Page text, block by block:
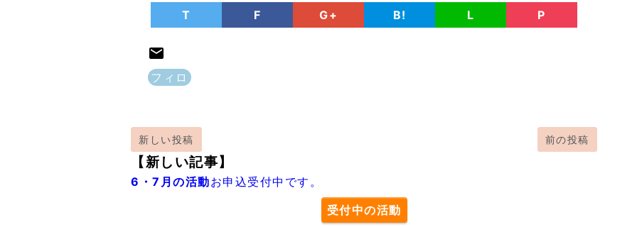
T F G+ B! L P
フィロ
新しい投稿 前の投稿
【新しい記事】
6・7月の活動お申込受付中です。
受付中の活動